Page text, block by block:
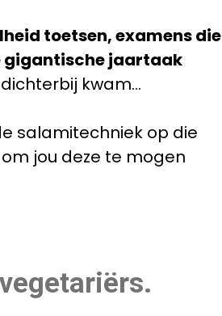
toetsen, examens die
gigantische jaartaak
kwam...
salamitechniek op die
jou deze te mogen